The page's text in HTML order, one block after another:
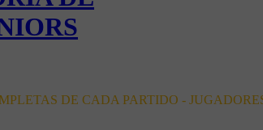
DE CADA PARTIDO -